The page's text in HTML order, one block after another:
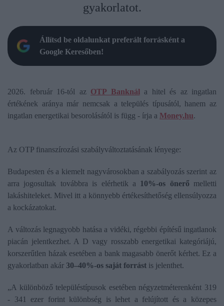
gyakorlatot.
Állítsd be oldalunkat preferált forrásként a
Google Keresőben!
2026. február 16-tól az OTP Banknál a hitel és az ingatlan
értékének aránya már nemcsak a település típusától, hanem az
ingatlan energetikai besorolásától is függ - írja a Money.hu.
Az OTP finanszírozási szabályváltoztatásának lényege:
Budapesten és a kiemelt nagyvárosokban a szabályozás szerint az
arra jogosultak továbbra is elérhetik a 10%-os önerő melletti
lakáshiteleket. Mivel itt a könnyebb értékesíthetőség ellensúlyozza
a kockázatokat.
A változás legnagyobb hatása a vidéki, régebbi építésű ingatlanok
piacán jelentkezhet. A D vagy rosszabb energetikai kategóriájú,
korszerűtlen házak esetében a bank magasabb önerőt kérhet. Ez a
gyakorlatban akár 30–40%-os saját forrást is jelenthet.
„A különböző településtípusok esetében négyzetméterenként 319
- 341 ezer forint különbség is lehet a felújított és a közepes